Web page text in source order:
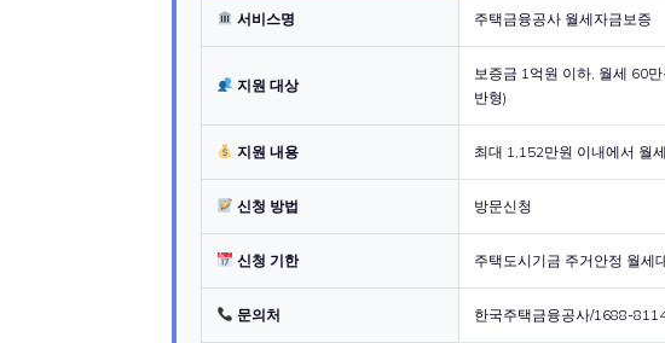
서비스명 주택금융공사 월세자금보증
지원 대상
보증금 1억원 이하, 월세 60
반형)
지원 내용 최대 1,152만원 이내에서 월
신청 방법 방문신청
신청 기한 주택도시기금 주거안정 월세
문의처 한국주택금융공사/1688-